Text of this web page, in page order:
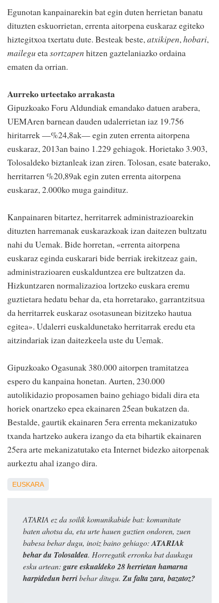
Egunotan kanpainarekin bat egin duten herrietan banatu
dituzten eskuorrietan, errenta aitorpena euskaraz egiteko
hiztegitxoa txertatu dute. Besteak beste,atxikipen,hobari,
mailegu etasortzapen hitzen gaztelaniazko ordaina
ematen da orrian.
Aurreko urteetako arrakasta
Gipuzkoako Foru Aldundiak emandako datuen arabera,
UEMAren barnean dauden udalerrietan iaz 19.756
hiritarrek —%24,8ak— egin zuten errenta aitorpena
euskaraz, 2013an baino 1.229 gehiagok. Horietako 3.903,
Tolosaldeko biztanleak izan ziren. Tolosan, esate baterako,
herritarren %20,89ak egin zuten errenta aitorpena
euskaraz, 2.000ko muga gaindituz.
Kanpainaren bitartez, herritarrek administrazioarekin
dituzten harremanak euskarazkoak izan daitezen bultzatu
nahi du Uemak. Bide horretan, «errenta aitorpena
euskaraz eginda euskarari bide berriak irekitzeaz gain,
administrazioaren euskalduntzea ere bultzatzen da.
Hizkuntzaren normalizazioa lortzeko euskara eremu
guztietara hedatu behar da, eta horretarako, garrantzitsua
da herritarrek euskaraz osotasunean bizitzeko hautua
egitea». Udalerri euskaldunetako herritarrak eredu eta
aitzindariak izan daitezkeela uste du Uemak.
Gipuzkoako Ogasunak 380.000 aitorpen tramitatzea
espero du kanpaina honetan. Aurten, 230.000
autolikidazio proposamen baino gehiago bidali dira eta
horiek onartzeko epea ekainaren 25ean bukatzen da.
Bestalde, gaurtik ekainaren 5era errenta mekanizatuko
txanda hartzeko aukera izango da eta bihartik ekainaren
25era arte mekanizatutako eta Internet bidezko aitorpenak
aurkeztu ahal izango dira.
EUSKARA
ATARIA ez da soilik komunikabide bat: komunitate
baten ahotsa da, eta urte hauen guztien ondoren, zuen
babesa behar dugu, inoiz baino gehiago: ATARIAk
behar du Tolosaldea. Horregatik erronka bat daukagu
esku artean: gure eskualdeko 28 herrietan hamarna
harpidedun berribehar ditugu. Zu falta zara, bazatoz?